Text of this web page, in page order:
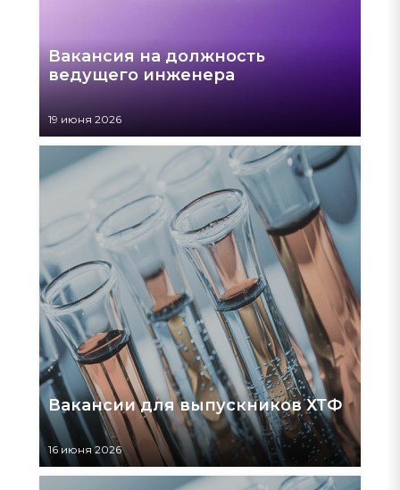
Вакансия на должность
ведущего инженера
19 июня 2026
Вакансии для выпускников ХТФ
16 июня 2026